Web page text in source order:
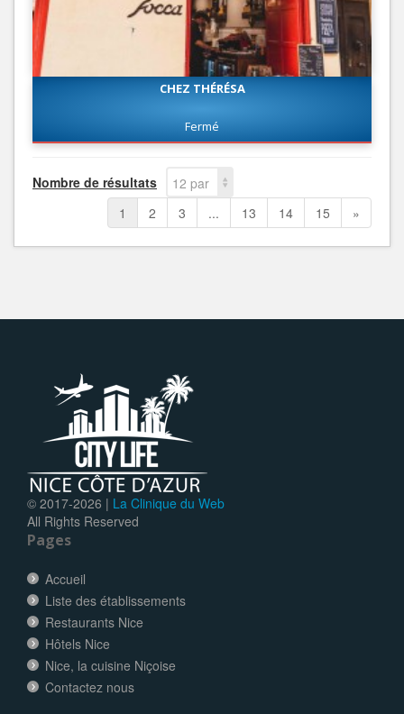
CHEZ THÉRÉSA
Fermé
Nombre de résultats
12 par
page
1 2 3 ... 13 14 15 »
© 2017-2026 | La Clinique du Web
All Rights Reserved
Pages
Accueil
Liste des établissements
Restaurants Nice
Hôtels Nice
Nice, la cuisine Niçoise
Contactez nous